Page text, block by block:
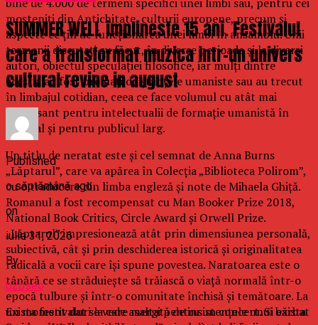
moşteniţi din Antichitate, culturii europene, precum şi
aspecte ce ţin de funcţionarea unei limbi în ansamblu. Unii
termenii discutaţi au făcut, în diverse perioade şi la diverşi
autori, obiectul speculaţiei filosofice, iar mulţi dintre
aceştia au fost preluaţi de ştiinţele umaniste sau au trecut
în limbajul cotidian, ceea ce face volumul cu atât mai
interesant pentru intelectualii de formaţie umanistă în
general şi pentru publicul larg.
Un titlu de neratat este şi cel semnat de Anna Burns
„Lăptarul”, care va apărea în Colecţia „Biblioteca Polirom”,
cu o traducere din limba engleză şi note de Mihaela Ghiţă.
Romanul a fost recompensat cu Man Booker Prize 2018,
National Book Critics, Circle Award şi Orwell Prize.
„Lăptarul” impresionează atât prin dimensiunea personală,
subiectivă, cât şi prin deschiderea istorică şi originalitatea
radicală a vocii care îşi spune povestea. Naratoarea este o
tânără ce se străduieşte să trăiască o viaţă normală într-o
epocă tulbure şi într-o comunitate închisă şi temătoare. La
un moment dat se vede asaltată de insistenţele unui bărbat
SUMMER WELL implineste 15 ani. Festivalul
care a transformat muzica intr-un univers
cultural revine in august
Published
o săptămână ago
on
iulie 31, 2026
By
b2bseo
Exista festivaluri la care mergi pentru un concert. Si exista